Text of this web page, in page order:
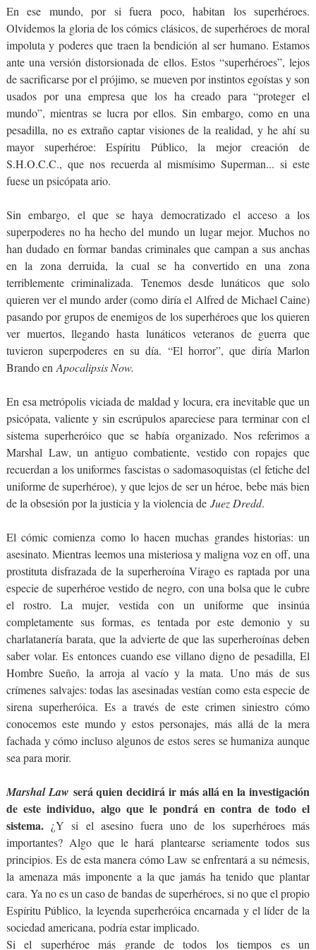
En ese mundo, por si fuera poco, habitan los superhéroes.
Olvidemos la gloria de los cómics clásicos, de superhéroes de moral
impoluta y poderes que traen la bendición al ser humano. Estamos
ante una versión distorsionada de ellos. Estos “superhéroes”, lejos
de sacrificarse por el prójimo, se mueven por instintos egoístas y son
usados por una empresa que los ha creado para “proteger el
mundo”, mientras se lucra por ellos. Sin embargo, como en una
pesadilla, no es extraño captar visiones de la realidad, y he ahí su
mayor superhéroe: Espíritu Público, la mejor creación de
S.H.O.C.C., que nos recuerda al mismísimo Superman... si este
fuese un psicópata ario.
Sin embargo, el que se haya democratizado el acceso a los
superpoderes no ha hecho del mundo un lugar mejor. Muchos no
han dudado en formar bandas criminales que campan a sus anchas
en la zona derruida, la cual se ha convertido en una zona
terriblemente criminalizada. Tenemos desde lunáticos que solo
quieren ver el mundo arder (como diría el Alfred de Michael Caine)
pasando por grupos de enemigos de los superhéroes que los quieren
ver muertos, llegando hasta lunáticos veteranos de guerra que
tuvieron superpoderes en su día. “El horror”, que diría Marlon
Brando en Apocalipsis Now.
En esa metrópolis viciada de maldad y locura, era inevitable que un
psicópata, valiente y sin escrúpulos apareciese para terminar con el
sistema superheróico que se había organizado. Nos referimos a
Marshal Law, un antiguo combatiente, vestido con ropajes que
recuerdan a los uniformes fascistas o sadomasoquistas (el fetiche del
uniforme de superhéroe), y que lejos de ser un héroe, bebe más bien
de la obsesión por la justicia y la violencia de Juez Dredd.
El cómic comienza como lo hacen muchas grandes historias: un
asesinato. Mientras leemos una misteriosa y maligna voz en off, una
prostituta disfrazada de la superheroína Virago es raptada por una
especie de superhéroe vestido de negro, con una bolsa que le cubre
el rostro. La mujer, vestida con un uniforme que insinúa
completamente sus formas, es tentada por este demonio y su
charlatanería barata, que la advierte de que las superheroínas deben
saber volar. Es entonces cuando ese villano digno de pesadilla, El
Hombre Sueño, la arroja al vacío y la mata. Uno más de sus
crímenes salvajes: todas las asesinadas vestían como esta especie de
sirena superheróica. Es a través de este crimen siniestro cómo
conocemos este mundo y estos personajes, más allá de la mera
fachada y cómo incluso algunos de estos seres se humaniza aunque
sea para morir.
Marshal Law será quien decidirá ir más allá en la investigación
de este individuo, algo que le pondrá en contra de todo el
sistema.¿Y si el asesino fuera uno de los superhéroes más
importantes? Algo que le hará plantearse seriamente todos sus
principios. Es de esta manera cómo Law se enfrentará a su némesis,
la amenaza más imponente a la que jamás ha tenido que plantar
cara. Ya no es un caso de bandas de superhéroes, si no que el propio
Espíritu Público, la leyenda superheróica encarnada y el líder de la
sociedad americana, podría estar implicado.
Si el superhéroe más grande de todos los tiempos es un